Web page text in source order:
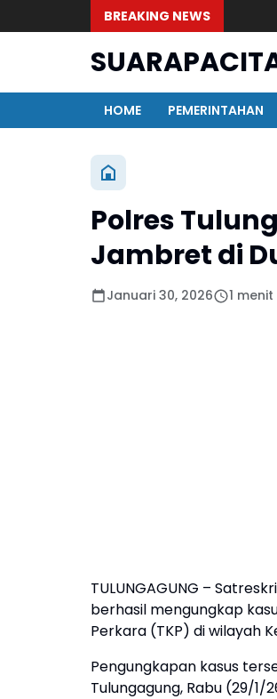
BREAKING NEWS
HOME
PEMERINTAHAN
Polres
Jambret di
Januari 30, 2026 1
TULUNGAGUNG –
berhasil mengungkap
Perkara (TKP) di wilayah
Pengungkapan kasus
Tulungagung, Rabu (29/1/